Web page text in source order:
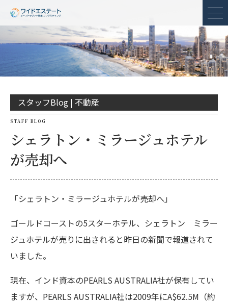
メ
スタッフBlog | 不動産
STAFF BLOG
シェラトン・ミラージュホテル
が売却へ
「シェラトン・ミラージュホテルが売却へ」
ゴールドコーストの5スターホテル、シェラトン ミラー
ジュホテルが売りに出されると昨日の新聞で報道されて
いました。
現在、インド資本のPEARLS AUSTRALIA社が保有してい
ますが、PEARLS AUSTRALIA社は2009年にA$62.5M（約